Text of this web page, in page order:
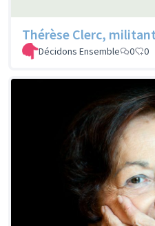
Thérèse Clerc,
Décidons Ensemble 0 0